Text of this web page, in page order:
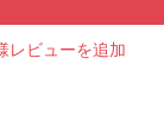
レビューを追加